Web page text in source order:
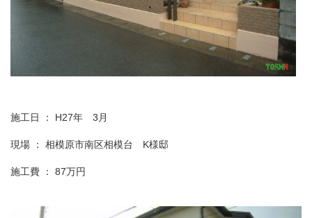
施工日 ： H27年 3月
現場 ： 相模原市南区相模台 K様邸
施工費 ： 87万円